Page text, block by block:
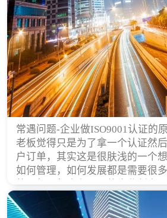
常遇问题-企业做ISO9001认证的
老板觉得只是为了拿一个认证然
户订单，其实这是很肤浅的一个
如何管理，如何发展都是需要很
的，每天都会有不同的企业创立
实一个企业的合法，有质量保证了
认证体现价值的时候，那么键锋